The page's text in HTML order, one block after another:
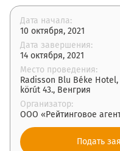
Дата начала:
10 октября, 2021
Дата завершения:
14 октября, 2021
Место проведения:
Radisson Blu Béke
körút 43., Венгрия
Организатор:
ООО «Рейтинговое
Подать